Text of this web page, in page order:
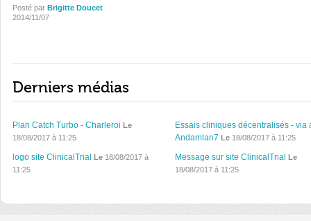
Posté par Brigitte Doucet
2014/11/07
Derniers médias
Plan Catch Turbo - Charleroi Le
18/08/2017 à 11:25
Essais cliniques décentralisés - via
Andamlan7 Le18/08/2017 à 11:25
logo site ClinicalTrial Le 18/08/2017 à
11:25
Message sur site ClinicalTrial Le
18/08/2017 à 11:25